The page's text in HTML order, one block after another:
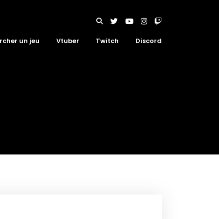
un jeu Vtuber Twitch Discord